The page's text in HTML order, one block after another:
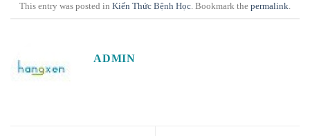
This entry was posted in Kiến Thức Bệnh Học . Bookmark the permalink
ADMIN